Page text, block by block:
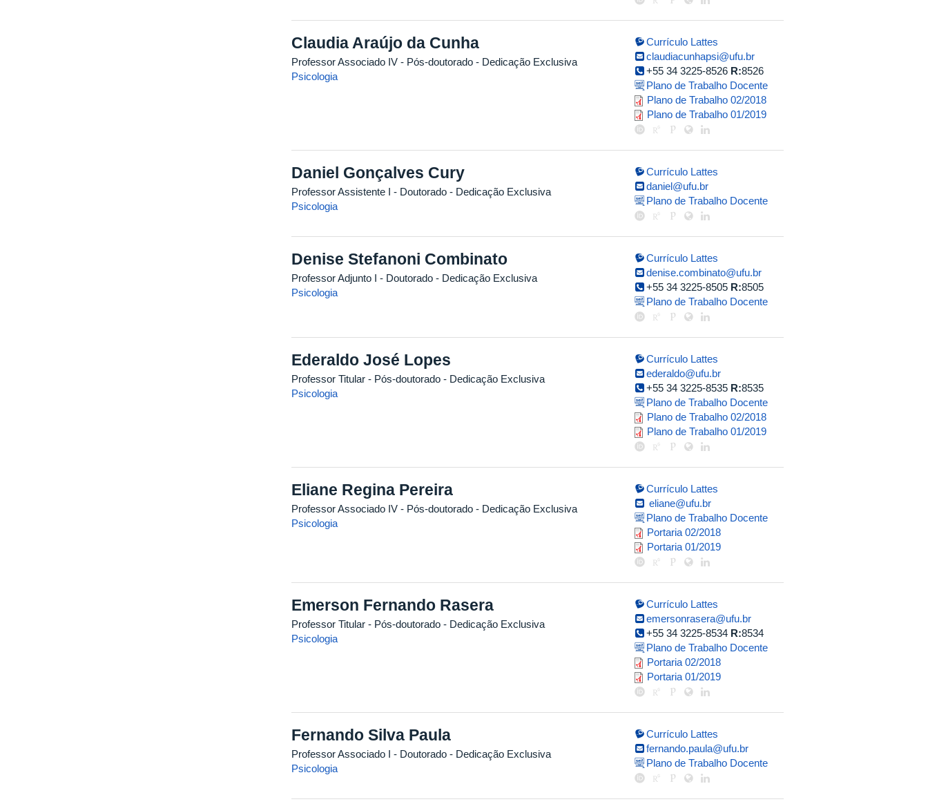
Claudia Araújo da Cunha
Professor Associado IV - Pós-doutorado - Dedicação Exclusiva
Psicologia
Currículo Lattes
claudiacunhapsi@ufu.br
+55 34 3225-8526 R:8526
Plano de Trabalho Docente
Plano de Trabalho 02/2018
Plano de Trabalho 01/2019
Daniel Gonçalves Cury
Professor Assistente I - Doutorado - Dedicação Exclusiva
Psicologia
Currículo Lattes
daniel@ufu.br
Plano de Trabalho Docente
Denise Stefanoni Combinato
Professor Adjunto I - Doutorado - Dedicação Exclusiva
Psicologia
Currículo Lattes
denise.combinato@ufu.br
+55 34 3225-8505 R:8505
Plano de Trabalho Docente
Ederaldo José Lopes
Professor Titular - Pós-doutorado - Dedicação Exclusiva
Psicologia
Currículo Lattes
ederaldo@ufu.br
+55 34 3225-8535 R:8535
Plano de Trabalho Docente
Plano de Trabalho 02/2018
Plano de Trabalho 01/2019
Eliane Regina Pereira
Professor Associado IV - Pós-doutorado - Dedicação Exclusiva
Psicologia
Currículo Lattes
eliane@ufu.br
Plano de Trabalho Docente
portaria_pos_doc_eliane.pdf
Portaria 02/2018
portaria_eliane.pdf
Portaria 01/2019
Emerson Fernando Rasera
Professor Titular - Pós-doutorado - Dedicação Exclusiva
Psicologia
Currículo Lattes
emersonrasera@ufu.br
+55 34 3225-8534 R:8534
Plano de Trabalho Docente
portaria_emerson_1.pdf
Portaria 02/2018
portaria_emerson.pdf
Portaria 01/2019
Fernando Silva Paula
Professor Associado I - Doutorado - Dedicação Exclusiva
Psicologia
Currículo Lattes
fernando.paula@ufu.br
Plano de Trabalho Docente